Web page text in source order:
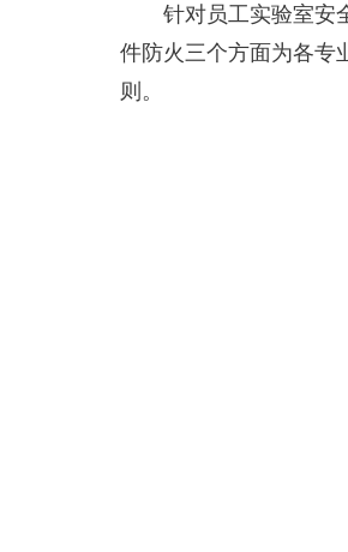
针对员工实验室安
件防火三个方面为各专
则。